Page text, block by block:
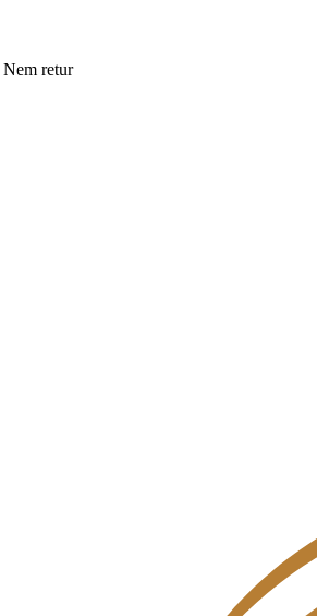
Nem retur